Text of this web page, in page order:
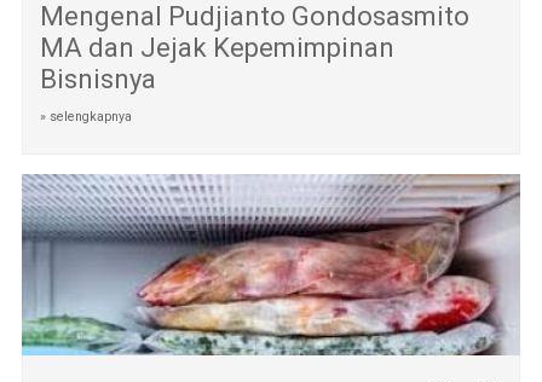
Mengenal Pudjianto Gondosasmito
MA dan Jejak Kepemimpinan
Bisnisnya
» selengkapnya